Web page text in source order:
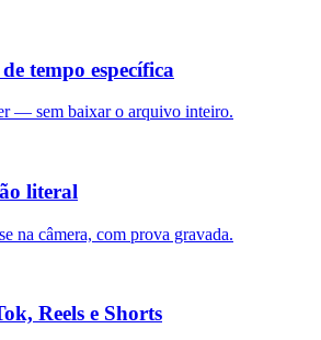
tempo específica
— sem baixar o arquivo inteiro.
literal
na câmera, com prova gravada.
Reels e Shorts